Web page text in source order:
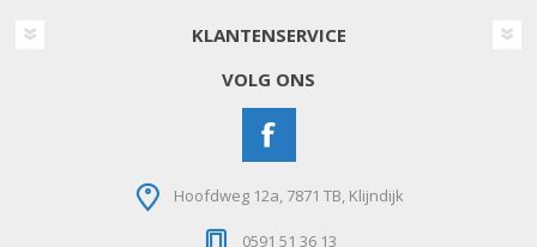
KLANTENSERVICE
VOLG ONS
Hoofdweg 12a, 7871 TB, Klijndijk
0591 51 36 13